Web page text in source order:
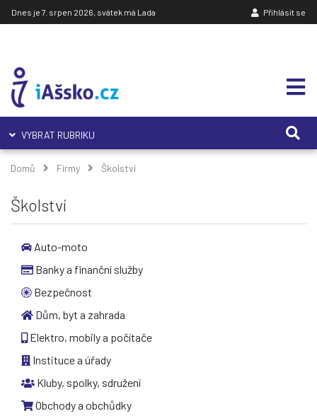
Dnes je 7. srpen 2026, svátek má Lada Přihlásit se
VYBRAT RUBRIKU
Domů Firmy Školství
Školství
Auto-moto
Banky a finanční služby
Bezpečnost
Dům, byt a zahrada
Elektro, mobily a počítače
Instituce a úřady
Kluby, spolky, sdružení
Obchody a obchůdky